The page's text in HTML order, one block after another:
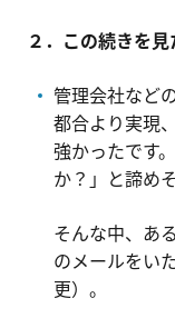
２．この続きを
管理会社など
都合より実現
強かったです
か？」と諦め
そんな中、あ
のメールをい
更）。